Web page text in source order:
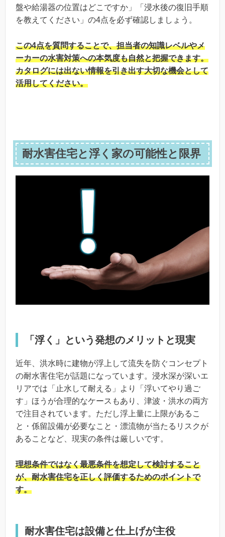
盤や給湯器の位置はどこですか」「浸水後の復旧手順
を教えてください」の4点を必ず確認しましょう。
この4点を質問することで、担当者の知識レベルやメ
ーカーの水害対策への本気度も自然と把握できます。
カタログには出ない情報を引き出す大切な機会として
活用してください。
耐水害住宅と浮く家の可能性と限界
「浮く」という発想のメリットと現実
近年、洪水時に建物が浮上して流失を防ぐコンセプト
の耐水害住宅が話題になっています。浸水深が深いエ
リアでは「止水して耐える」より「浮いてやり過ご
す」ほうが合理的なケースもあり、津波・洪水の両方
で注目されています。ただし浮上量に上限があるこ
と・係留設備が必要なこと・漂流物が当たるリスクが
あることなど、現実の条件は厳しいです。
理想条件ではなく最悪条件を想定して検討すること
が、耐水害住宅を正しく評価するためのポイントで
す。
耐水害住宅は設備と仕上げが主役